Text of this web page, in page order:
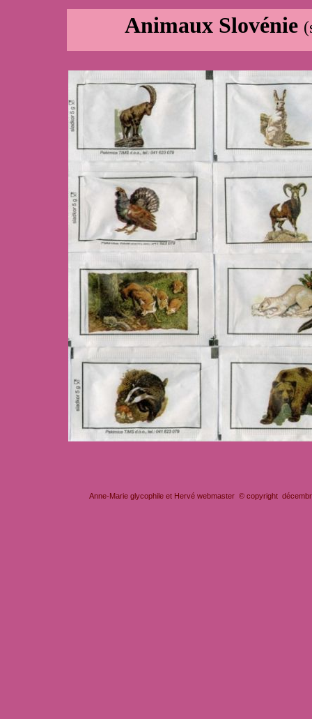
Animaux Slovénie
Anne-Marie glycophile et Hervé webmaster © copyright